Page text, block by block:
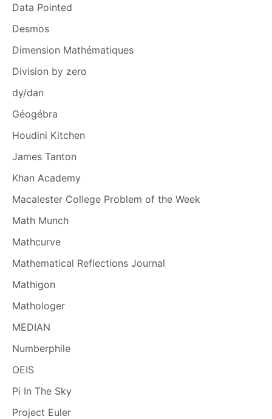
Data Pointed
Desmos
Dimension Mathématiques
Division by zero
dy/dan
Géogébra
Houdini Kitchen
James Tanton
Khan Academy
Macalester College Problem of the Week
Math Munch
Mathcurve
Mathematical Reflections Journal
Mathigon
Mathologer
MEDIAN
Numberphile
OEIS
Pi In The Sky
Project Euler